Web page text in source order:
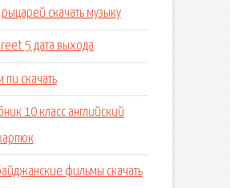
рыцарей скачать музыку
5 дата выхода
пи скачать
10 класс английский
фильмы скачать